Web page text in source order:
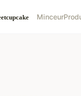
Minceur